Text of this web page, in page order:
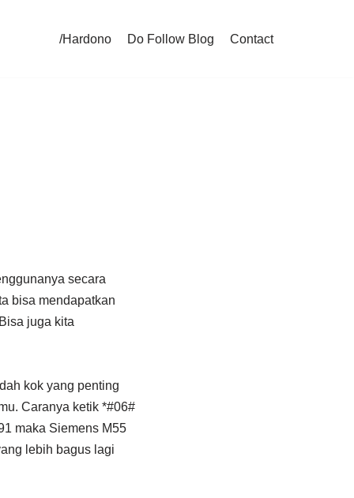
/Hardono Do Follow Blog Contact
secara
bisa mendapatkan
juga kita
kok yang penting
Caranya ketik *#06#
maka Siemens M55
lebih bagus lagi